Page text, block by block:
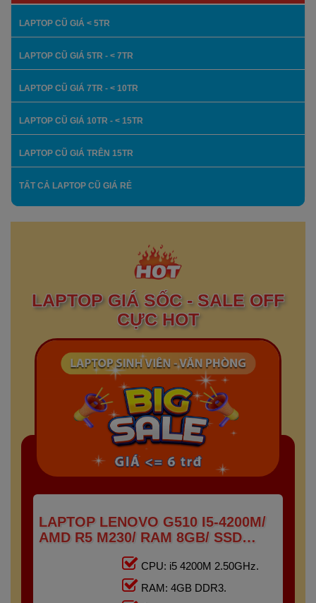
LAPTOP CŨ GIÁ < 5TR
LAPTOP CŨ GIÁ 5TR - < 7TR
LAPTOP CŨ GIÁ 7TR - < 10TR
LAPTOP CŨ GIÁ 10TR - < 15TR
LAPTOP CŨ GIÁ TRÊN 15TR
TẤT CẢ LAPTOP CŨ GIÁ RẺ
LAPTOP GIÁ SỐC - SALE OFF
CỰC HOT
LAPTOP LENOVO G510 I5-4200M/
AMD R5 M230/ RAM 8GB/ SSD
128GB + HDD 500GB/ 15.6" HD
CPU: i5 4200M 2.50GHz.
RAM: 4GB DDR3.